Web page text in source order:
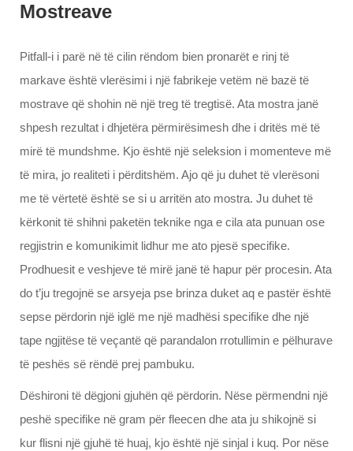
Mostreave
Pitfall-i i parë në të cilin rëndom bien pronarët e rinj të
markave është vlerësimi i një fabrikeje vetëm në bazë të
mostrave që shohin në një treg të tregtisë. Ata mostra janë
shpesh rezultat i dhjetëra përmirësimesh dhe i dritës më të
mirë të mundshme. Kjo është një seleksion i momenteve më
të mira, jo realiteti i përditshëm. Ajo që ju duhet të vlerësoni
me të vërtetë është se si u arritën ato mostra. Ju duhet të
kërkonit të shihni paketën teknike nga e cila ata punuan ose
regjistrin e komunikimit lidhur me ato pjesë specifike.
Prodhuesit e veshjeve të mirë janë të hapur për procesin. Ata
do t’ju tregojnë se arsyeja pse brinza duket aq e pastër është
sepse përdorin një iglë me një madhësi specifike dhe një
tape ngjitëse të veçantë që parandalon rrotullimin e pëlhurave
të peshës së rëndë prej pambuku.
Dëshironi të dëgjoni gjuhën që përdorin. Nëse përmendni një
peshë specifike në gram për fleecen dhe ata ju shikojnë si
kur flisni një gjuhë të huaj, kjo është një sinjal i kuq. Por nëse